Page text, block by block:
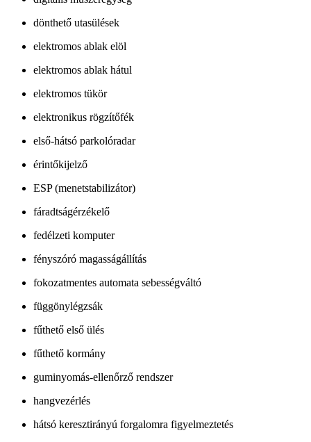
dönthető utasülések
elektromos ablak elöl
elektromos ablak hátul
elektromos tükör
elektronikus rögzítőfék
első-hátsó parkolóradar
érintőkijelző
ESP (menetstabilizátor)
fáradtságérzékelő
fedélzeti komputer
fényszóró magasságállítás
fokozatmentes automata sebességváltó
függönylégzsák
fűthető első ülés
fűthető kormány
guminyomás-ellenőrző rendszer
hangvezérlés
hátsó keresztirányú forgalomra figyelmeztetés